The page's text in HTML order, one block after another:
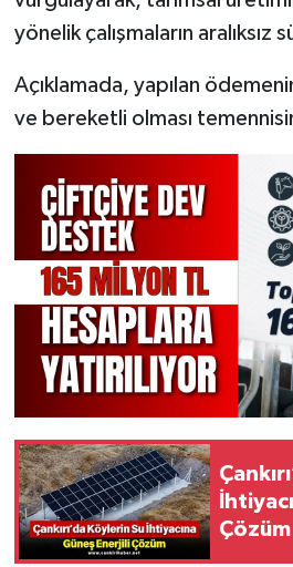
yönelik çalışmaların
Açıklamada, yapılan
ve bereketli olması
Çözüm